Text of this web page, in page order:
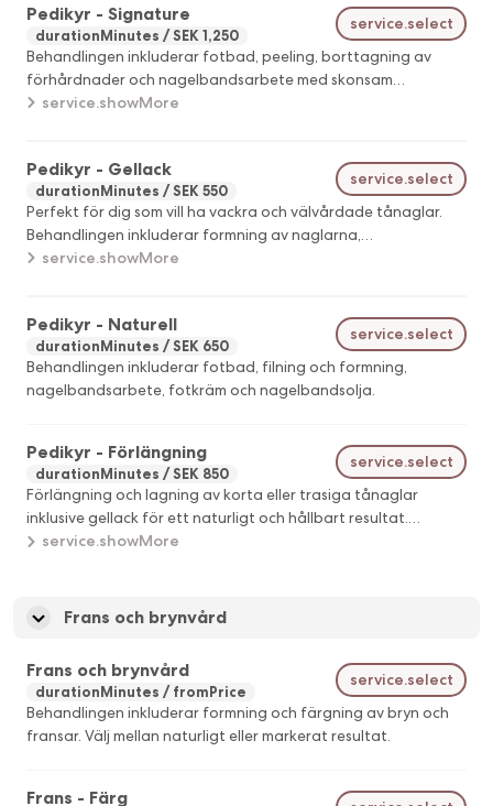
Pedikyr - Signature
durationMinutes SEK 1,250
service.select
Behandlingen inkluderar fotbad, peeling, borttagning av
förhårdnader och nagelbandsarbete med skonsam
maskinteknik. Tånaglar formas och lackas med nagellack eller
service.showMore
Pedikyr - Gellack
durationMinutes SEK 550
service.select
Perfekt för dig som vill ha vackra och välvårdade tånaglar.
Behandlingen inkluderar formning av naglarna,
nagelbandsarbete och applicering av gellack. Behandlingen
Önskar du en djupgående behandling av hälar och fötter
rekommenderar vi att du bokar Pedikyr Naturell eller Pedikyr
Signature.
service.showMore
Pedikyr - Naturell
durationMinutes SEK 650
service.select
Behandlingen inkluderar fotbad, filning och formning,
nagelbandsarbete, fotkräm och nagelbandsolja.
Pedikyr - Förlängning
durationMinutes SEK 850
service.select
Förlängning och lagning av korta eller trasiga tånaglar
inklusive gellack för ett naturligt och hållbart resultat.
Behandlingen fokuserar enbart på tånaglarna. Fotvård ingår
service.showMore
Frans och brynvård
Frans och brynvård
durationMinutes fromPrice
service.select
Behandlingen inkluderar formning och färgning av bryn och
fransar. Välj mellan naturligt eller markerat resultat.
Frans - Färg